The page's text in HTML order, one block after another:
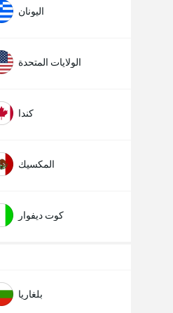
اليونان
الولايات المتحدة
كندا
المكسيك
كوت ديفوار
بلغاريا